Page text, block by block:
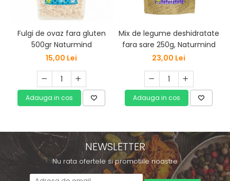
Fulgi de ovaz fara gluten
500gr Naturmind
15,00 Lei
Adauga in cos
Mix de legume deshidratate
fara sare 250g, Naturmind
23,00 Lei
Adauga in cos
NEWSLETTER
Nu rata ofertele si promotiile noastre